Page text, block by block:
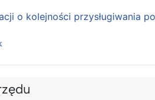
o kolejności przysługiwania